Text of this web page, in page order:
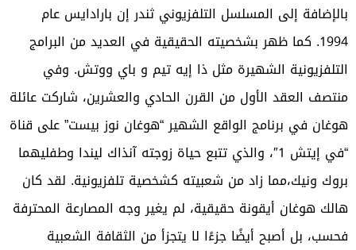
بالإضافة إلى المسلسل التلفزيوني ثندر إن بارادايس عام
1994. كما ظهر بشخصيته الحقيقية في العديد من البرامج
التلفزيونية الشهيرة مثل ذا إيه تيم و باي ووتش. وفي
منتصف العقد الأول من القرن الحادي والعشرين، شاركت عائلة
هوغان في برنامج الواقع الشهير “هوغان نوز بيست” على قناة
“في إيتش 1″، والذي تتبع حياة زوجته آنذاك ليندا وطفليهما
بروك ونيك،مما زاد من شعبيته كشخصية تلفزيونية. لقد كان
هالك هوغان أيقونة حقيقية، لم يغير وجه المصارعة المحترفة
فحسب، بل أصبح أيضًا جزءًا لا يتجزأ من الثقافة الشعبية